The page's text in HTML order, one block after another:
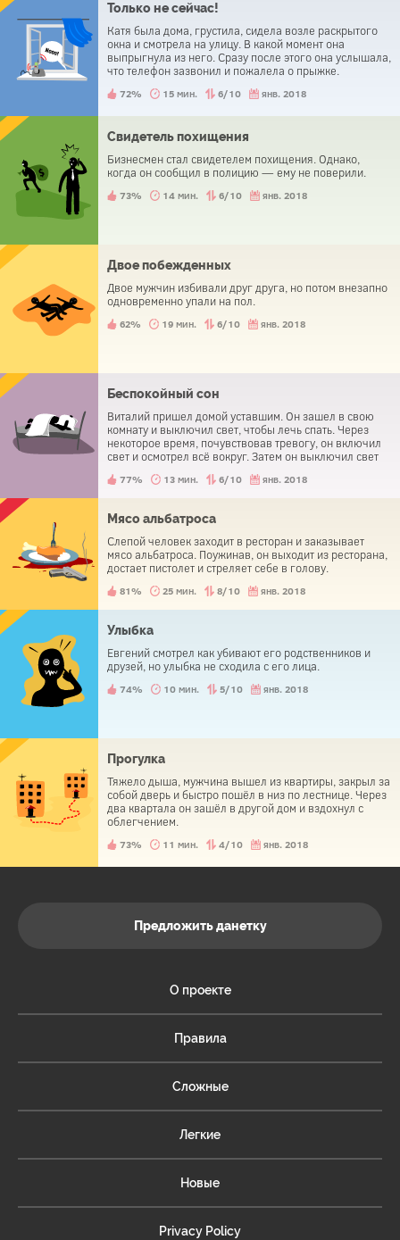
Только не сейчас!
Катя была дома, грустила, сидела возле раскрытого
окна и смотрела на улицу. В какой момент она
выпрыгнула из него. Сразу после этого она услышала,
что телефон зазвонил и пожалела о прыжке.
72% 15 мин. 6/10 янв. 2018
Свидетель похищения
Бизнесмен стал свидетелем похищения. Однако,
когда он сообщил в полицию — ему не поверили.
73% 14 мин. 6/10 янв. 2018
Двое побежденных
Двое мужчин избивали друг друга, но потом внезапно
одновременно упали на пол.
62% 19 мин. 6/10 янв. 2018
Беспокойный сон
Виталий пришел домой уставшим. Он зашел в свою
комнату и выключил свет, чтобы лечь спать. Через
некоторое время, почувствовав тревогу, он включил
свет и осмотрел всё вокруг. Затем он выключил свет
раз, прежде чем он посмотрел под свою кровать и
77% 13 мин. 6/10 янв. 2018
Мясо альбатроса
Слепой человек заходит в ресторан и заказывает
мясо альбатроса. Поужинав, он выходит из ресторана,
достает пистолет и стреляет себе в голову.
81% 25 мин. 8/10 янв. 2018
Улыбка
Евгений смотрел как убивают его родственников и
друзей, но улыбка не сходила с его лица.
74% 10 мин. 5/10 янв. 2018
Прогулка
Тяжело дыша, мужчина вышел из квартиры, закрыл за
собой дверь и быстро пошёл в низ по лестнице. Через
два квартала он зашёл в другой дом и вздохнул с
облегчением.
73% 11 мин. 4/10 янв. 2018
Предложить данетку
О проекте
Правила
Сложные
Легкие
Новые
Privacy Policy